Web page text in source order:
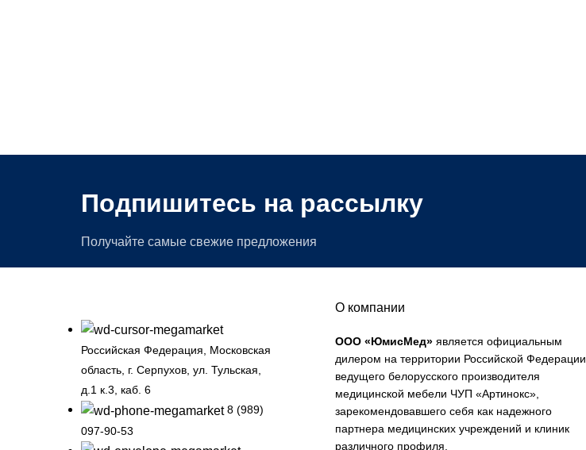
Подпишитесь на рассылку
Получайте самые свежие предложения
Российская Федерация, Московская
область, г. Серпухов, ул. Тульская,
д.1 к.3, каб. 6
8 (989)
097-90-53
О компании
ООО «ЮмисМед» является официальным
дилером на территории Российской Федерации
ведущего белорусского производителя
медицинской мебели ЧУП «Артинокс»,
зарекомендовавшего себя как надежного
партнера медицинских учреждений и клиник
различного профиля.